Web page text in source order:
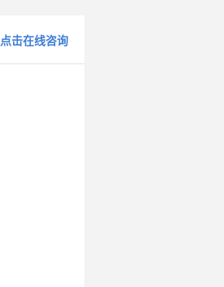
点击在线咨询